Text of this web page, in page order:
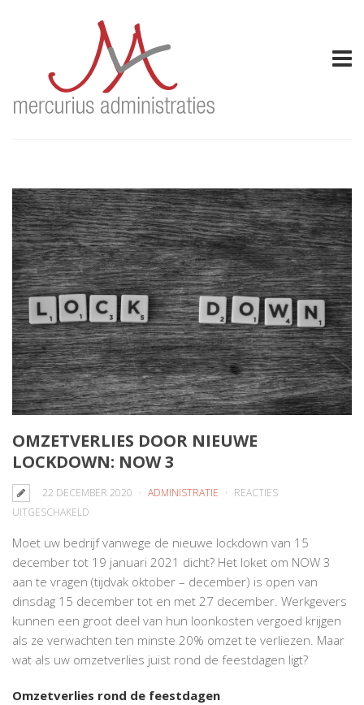
OMZETVERLIES DOOR NIEUWE
LOCKDOWN: NOW 3
22 DECEMBER 2020 ADMINISTRATIE
REACTIES
UITGESCHAKELD
DOOR
NIEUWE
LOCKDOWN:
NOW
3
Moet uw bedrijf vanwege de nieuwe lockdown van 15
december tot 19 januari 2021 dicht? Het loket om NOW 3
aan te vragen (tijdvak oktober – december) is open van
dinsdag 15 december tot en met 27 december. Werkgevers
kunnen een groot deel van hun loonkosten vergoed krijgen
als ze verwachten ten minste 20% omzet te verliezen. Maar
wat als uw omzetverlies juist rond de feestdagen ligt?
Omzetverlies rond de feestdagen